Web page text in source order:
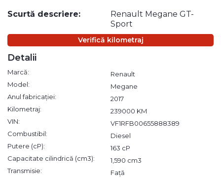
Scurtă descriere:
Renault Megane GT-
Sport
Verifică kilometraj
Detalii
Marcă:
Renault
Model:
Megane
Anul fabricației:
2017
Kilometraj:
239000 KM
VIN:
VF1RFB00655888389
Combustibil:
Diesel
Putere (cP):
163 cP
Capacitate cilindrică (cm3):
1,590 cm3
Transmisie:
Față